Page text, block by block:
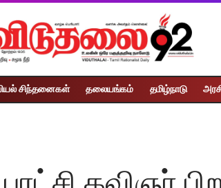
சிந்தனைகள் தலையங்கம் தமிழ்நாடு